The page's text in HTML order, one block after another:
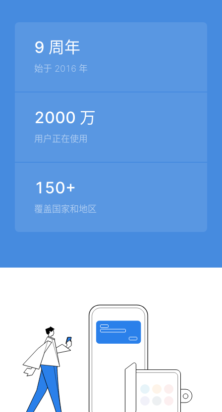
9 周年
始于 2016 年
2000 万
用户正在使用
150+
覆盖国家和地区